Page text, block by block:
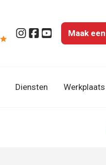
Instagram
Facebook
YouTubeMaak
Diensten Werkplaats